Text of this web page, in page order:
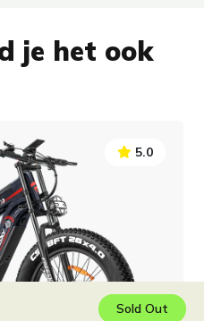
Sold Out
je het ook
5.0